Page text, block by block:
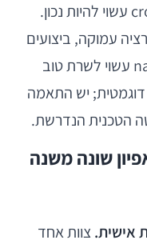
פלטפורמות, פתרון cross-platform עשוי להיות נכון.
עמוקה, ביצועים
גבוהים או UI מורכב במיוחד, native עשוי לשרת טוב
יש התאמה
הטכנית הנדרשת.
שונה משנה
אישית.צוות אחד